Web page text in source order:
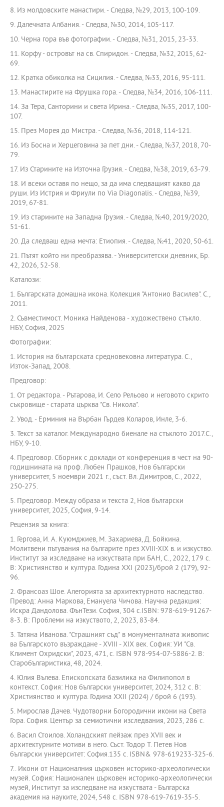
8. Из молдовските манастири. - Следва, №29, 2013, 100-109.
9. Далечната Албания. - Следва, №30, 2014, 105-117.
10. Черна гора във фотографии. - Следва, №31, 2015, 23-33.
11. Корфу - островът на св. Спиридон. - Следва, №32, 2015, 62-
69.
12. Кратка обиколка на Сицилия. - Следва, №33, 2016, 95-111.
13. Манастиритe на Фрушка гора. - Следва, №34, 2016, 106-111.
14. За Тера, Санторини и света Ирина. - Следва, №35, 2017, 100-
107.
15. През Морея до Мистра. - Следва, №36, 2018, 114-121.
16. Из Босна и Херцеговина за пет дни. - Следва, №37, 2018, 70-
79.
17. Из Старините на Източна Грузия. - Следва, №38, 2019, 63-79.
18. И всеки оставя по нещо, за да има следващият какво да
руши. Из Истрия и Фриули по Via Diagonalis. - Следва, №39,
2019, 67-81.
19. Из старините на Западна Грузия. - Следва, №40, 2019/2020,
51-61.
20. Да следваш една мечта: Етиопия. - Следва, №41, 2020, 50-61.
21. Пътят който ни преобразява. - Университетски дневник, Бр.
42, 2026, 52-58.
Каталози:
1. Българската домашна икона. Колекция "Антонио Василев". С.,
2011.
2. Съвместимост. Моника Найденова - художествено стъкло.
НБУ, София, 2025
Фотографии:
1. История на българската средновековна литература. С.,
Изток-Запад, 2008.
Предговор:
1. От редактора. - Рътарова, И. Село Рельово и неговото скрито
съкровище - старата църква "Св. Никола".
2. Увод. - Ерминия на Върбан Гърдев Коларов, Инле, 3-6.
3. Текст за каталог. Международно биенале на стъклото 2017.С.,
НБУ, 9-10.
4. Предговор. Сборник с доклади от конференция в чест на 90-
годишнината на проф. Любен Прашков, Нов български
университет, 5 ноември 2021 г., съст. Вл. Димитров, С., 2022,
250-275.
5. Предговор. Между образа и текста 2, Нов български
университет, 2025, София, 9-14.
Рецензия за книга:
1. Гергова, И. А. Куюмджиев, М. Захариева, Д. Бойкина.
Молитвени пътувания на българите през ХVІІІ-ХІХ в. и изкуство.
Институт за изследване на изкуствата при БАН, С., 2022, 179 с.
В: Християнство и култура. Година ХХІ (2023)/брой 2 (179), 92-
96.
2. Франсоаз Шое. Алегорията за архитектурното наследство.
Превод: Анна Маркова, Емануела Чичова. Научна редакция:
Искра Дандолова. ФънТези. София, 304 с.ISBN: 978-619-91267-
8-3. В: Проблеми на изкуството, 2, 2023, 83-84.
3. Татяна Иванова. "Страшният съд" в монументалната живопис
ва Българското възраждане - ХVІІІ - ХІХ век. София: УИ "Св.
Климент Охридски", 2023, 471, с. ISBN 978-954-07-5886-2. В:
Старобългаристика, 48, 2024.
4. Юлия Вълева. Епископската базилика на Филипопол в
контекст. София: Нов български университет, 2024, 312 с. В:
Християнство и култура. Година ХХІІ (2024) / брой 6 (193).
5. Мирослав Дачев. Чудотворни Богородични икони на Света
Гора. София. Център за семиотични изследвания, 2023, 286 с.
6. Васил Стоилов. Холандският пейзаж през ХVII век и
архитектурните мотиви в него. Съст. Тодор Т. Петев Нов
български университет: София.135 с. ISBN& 978-619233-325-6.
7.. Икони от Националния църковен историко-археологически
музей. София: Национален църковен историко-археологически
музей, Институт за изследване на изкуствата - Българска
академия на науките, 2024, 548 с. ISBN 978-619-7619-35-5.